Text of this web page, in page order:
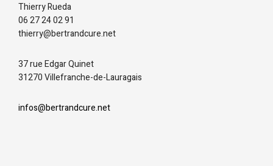
Thierry Rueda
06 27 24 02 91
thierry@bertrandcure.net
37 rue Edgar Quinet
31270 Villefranche-de-Lauragais
infos@bertrandcure.net